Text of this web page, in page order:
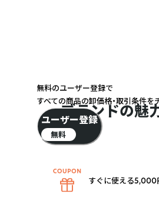
ブランドの魅
無料のユーザー登録で
すべての商品の卸価格・取引条件を
ユーザー登録
無料
すぐに使える5,000